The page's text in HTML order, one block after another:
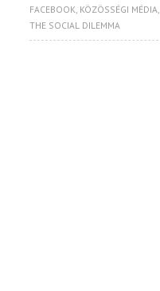
FACEBOOK, KÖZÖSSÉGI MÉDIA,
THE SOCIAL DILEMMA